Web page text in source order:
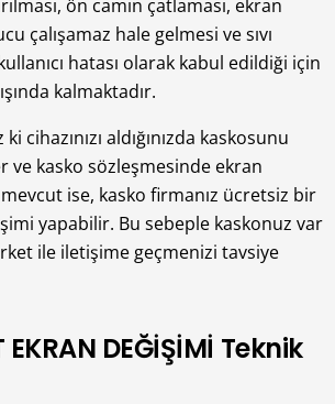
ön camın çatlaması, ekran
çalışamaz hale gelmesi ve sıvı
hatası olarak kabul edildiği için
kalmaktadır.
cihazınızı aldığınızda kaskosunu
ve kasko sözleşmesinde ekran
mevcut ise, kasko firmanız ücretsiz bir
yapabilir. Bu sebeple kaskonuz var
ile iletişime geçmenizi tavsiye
EKRAN DEĞİŞİMİ Teknik